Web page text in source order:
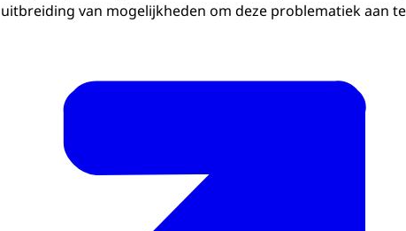
uitbreiding van mogelijkheden om deze problematiek aan